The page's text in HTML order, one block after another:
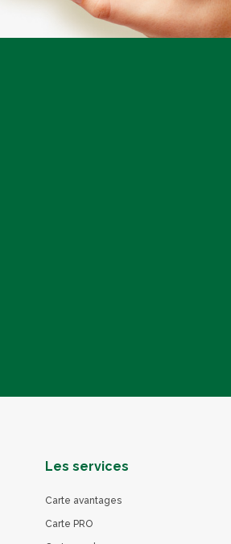
Les services
Carte avantages
Carte PRO